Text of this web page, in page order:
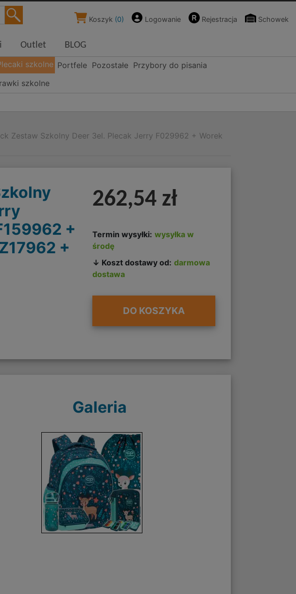
Koszyk (0) Logowanie Rejestracja Schowek
Outlet BLOG
szkolne Portfele Pozostałe Przybory do pisania
szkolne
Zestaw Szkolny Deer 3el. Plecak Jerry F029962 + Worek
+
+
262,54 zł
Termin wysyłki: wysyłka w
środę
↓ Koszt dostawy od: darmowa
dostawa
DO KOSZYKA
Galeria